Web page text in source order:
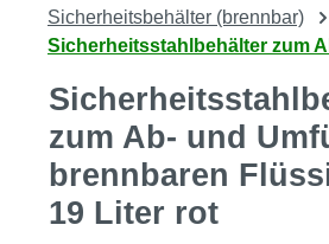
Sicherheitsbehälter (brennbar)
Sicherheitsstahlbehälter zum
zum Ab- und
brennbaren
19 Liter rot